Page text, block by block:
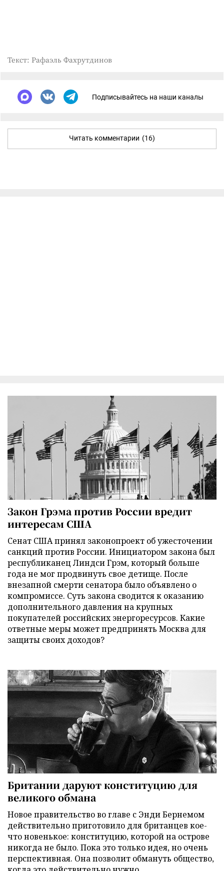
Текст: Рафаэль Фахрутдинов
Подписывайтесь на наши каналы
Читать комментарии (16)
Закон Грэма против России вредит
интересам США
Сенат США принял законопроект об ужесточении
санкций против России. Инициатором закона был
республиканец Линдси Грэм, который больше
года не мог продвинуть свое детище. После
внезапной смерти сенатора было объявлено о
компромиссе. Суть закона сводится к оказанию
дополнительного давления на крупных
покупателей российских энергоресурсов. Какие
ответные меры может предпринять Москва для
защиты своих доходов?
Британии даруют конституцию для
великого обмана
Новое правительство во главе с Энди Бернемом
действительно приготовило для британцев кое-
что новенькое: конституцию, которой на острове
никогда не было. Пока это только идея, но очень
перспективная. Она позволит обмануть общество,